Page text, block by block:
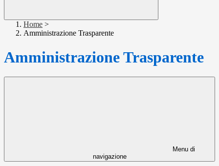
Home >
Amministrazione Trasparente
Amministrazione Trasparente
Menu di
navigazione